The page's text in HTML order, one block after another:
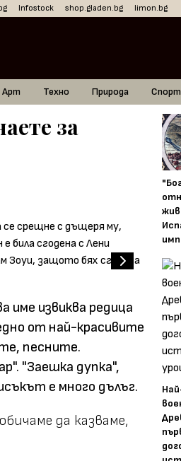
Infostock shop.gladen.bg limon.bg
Арт Техно Природа Спорт
за
име извиква редица
от най-красивите
песните.
"Заешка дупка",
е много дълъг.
да казваме,